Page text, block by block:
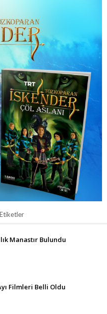
Etiketler
Manastır Bulundu
Filmleri Belli Oldu